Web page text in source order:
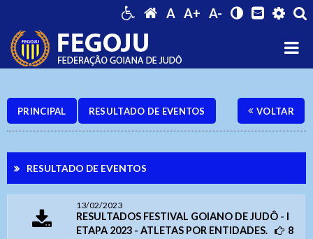
A A+ A-
PRINCIPAL RESULTADO DE EVENTOS VOLTAR
RESULTADO DE EVENTOS
13/02/2023
RESULTADOS FESTIVAL GOIANO DE JUDÔ - I
ETAPA 2023 - ATLETAS POR ENTIDADES.
8